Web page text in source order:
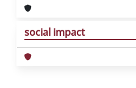
social impact